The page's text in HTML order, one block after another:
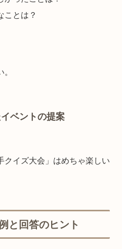
ことは？
ベントの提案
クイズ大会」はめちゃ楽しい
と回答のヒント